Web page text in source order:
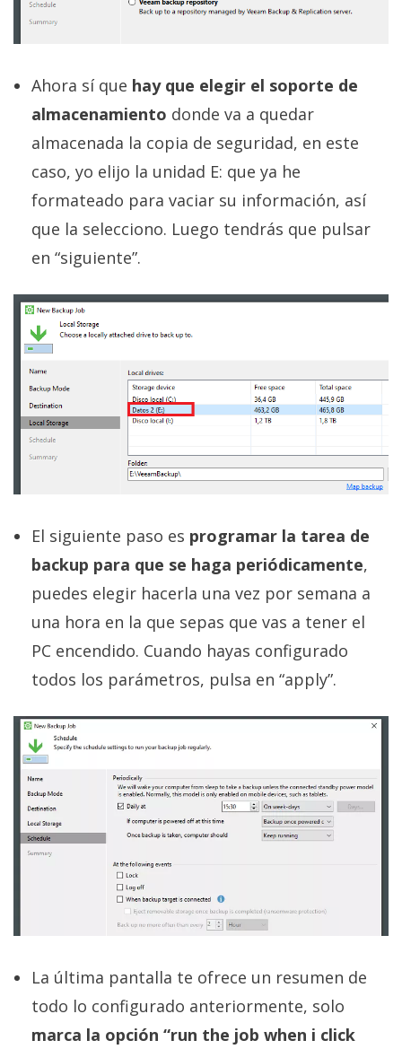
Ahora sí que hay que elegir el soporte de
almacenamiento donde va a quedar
almacenada la copia de seguridad, en este
caso, yo elijo la unidad E: que ya he
formateado para vaciar su información, así
que la selecciono. Luego tendrás que pulsar
en “siguiente”.
El siguiente paso es programar la tarea de
backup para que se haga periódicamente,
puedes elegir hacerla una vez por semana a
una hora en la que sepas que vas a tener el
PC encendido. Cuando hayas configurado
todos los parámetros, pulsa en “apply”.
La última pantalla te ofrece un resumen de
todo lo configurado anteriormente, solo
marca la opción “run the job when i click